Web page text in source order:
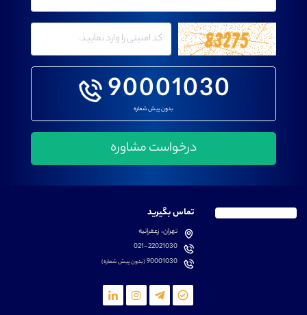
90001030
بدون پیش شماره
تماس بگیرید
تهران، زعفرانیه
021-22021030
90001030(بدون پیش شماره)